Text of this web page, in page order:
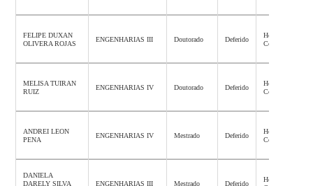
FELIPE DUXAN
OLIVERA ROJAS
ENGENHARIAS III Doutorado Deferido
Homologação
Concluída
MELISA TUIRAN
RUIZ
ENGENHARIAS IV Doutorado Deferido
Homologação
Concluída
ANDREI LEON
PENA
ENGENHARIAS IV Mestrado Deferido
Homologação
Concluída
DANIELA
DARELY SILVA
ENGENHARIAS III Mestrado Deferido
Homologação